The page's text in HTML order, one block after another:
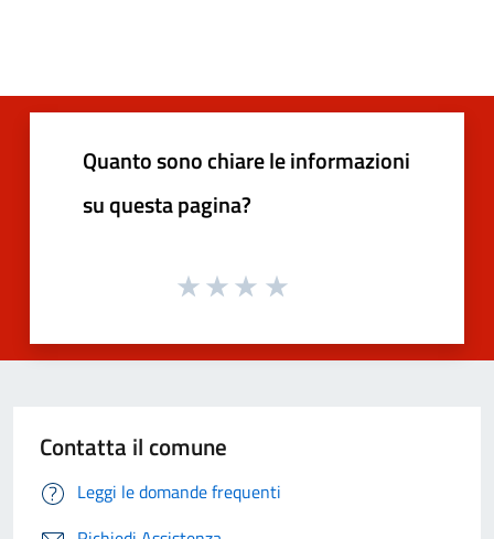
Quanto sono chiare le informazioni
su questa pagina?
Contatta il comune
Leggi le domande frequenti